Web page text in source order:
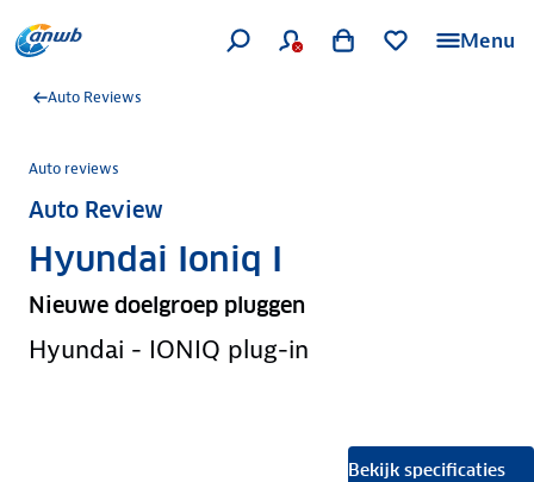
Menu
Auto Reviews
Auto reviews
Auto Review
Hyundai Ioniq I
Nieuwe doelgroep pluggen
Hyundai - IONIQ plug-in
Bekijk specificaties